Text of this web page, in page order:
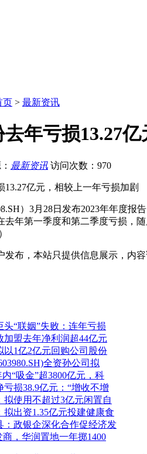
页 > 最新资讯
年亏损13.27
最新资讯 访问次数：970
13.27亿元，相较上一年亏损加剧
）3月28日发布2023年年度
去年第一季度和第二季度亏损，
发布， 本站只提供信息展示，内
头“联姻”失败：连年亏损
加盟去年净利润超44亿元
以1亿2亿元回购公司股份
全资孙公司拟
“吸金”超3800亿元，科
亏损38.9亿元：“增收不增
拟使用不超过3亿元闲置自
拟出资1.35亿元投建健康食
：政银企深化合作促经济发
商，华润置地一年掷1400